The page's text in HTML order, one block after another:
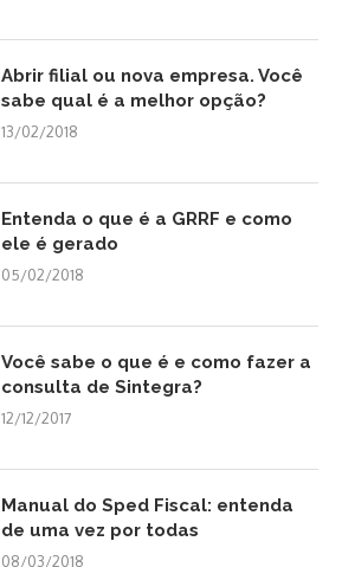
Abrir filial ou nova empresa. Você
sabe qual é a melhor opção?
13/02/2018
Entenda o que é a GRRF e como
ele é gerado
05/02/2018
Você sabe o que é e como fazer a
consulta de Sintegra?
12/12/2017
Manual do Sped Fiscal: entenda
de uma vez por todas
08/03/2018